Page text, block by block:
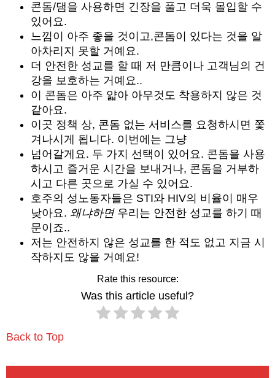
콘돔/댐을 사용하면 긴장을 풀고 더욱 몰입할 수
있어요.
느낌이 아주 좋을 것이고,콘돔이 있다는 것을 알
아차리지 못할 거예요.
더 안전한 성교를 할 때 저 만큼이나 고객님의 건
강을 보호하는 거예요..
이 콘돔은 아주 얇아 아무것도 착용하지 않은 것
같아요.
이곳 정책 상, 콘돔 없는 서비스를 요청하시면 쫓
겨나시게 됩니다. 이번에는 그냥
넘어갈게요. 두 가지 선택이 있어요. 콘돔을 사용
하시고 즐거운 시간을 보내거나, 콘돔을 거부하
시고 다른 곳으로 가실 수 있어요.
호주의 성노동자들은 STI와 HIV의 비율이 매우
낮아요. 왜냐하면우리는 안전한 성교를 하기 때
문이죠..
저는 안전하지 않은 성교를 한 적도 없고 지금 시
작하지도 않을 거예요!
Rate this resource:
Was this article useful?
Back to Top